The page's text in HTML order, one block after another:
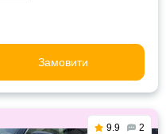
Замовити
9.9 2